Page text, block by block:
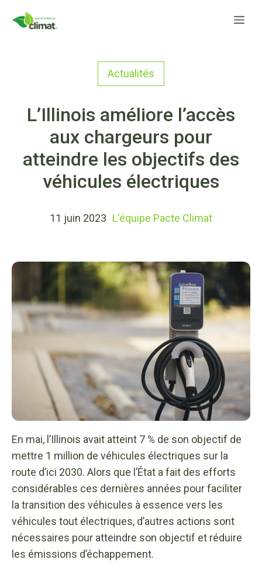
Actualités
L’Illinois améliore l’accès
aux chargeurs pour
atteindre les objectifs des
véhicules électriques
11 juin 2023 L'équipe Pacte Climat
En mai, l’Illinois avait atteint 7 % de son objectif de
mettre 1 million de véhicules électriques sur la
route d’ici 2030. Alors que l’État a fait des efforts
considérables ces dernières années pour faciliter
la transition des véhicules à essence vers les
véhicules tout électriques, d’autres actions sont
nécessaires pour atteindre son objectif et réduire
les émissions d’échappement.